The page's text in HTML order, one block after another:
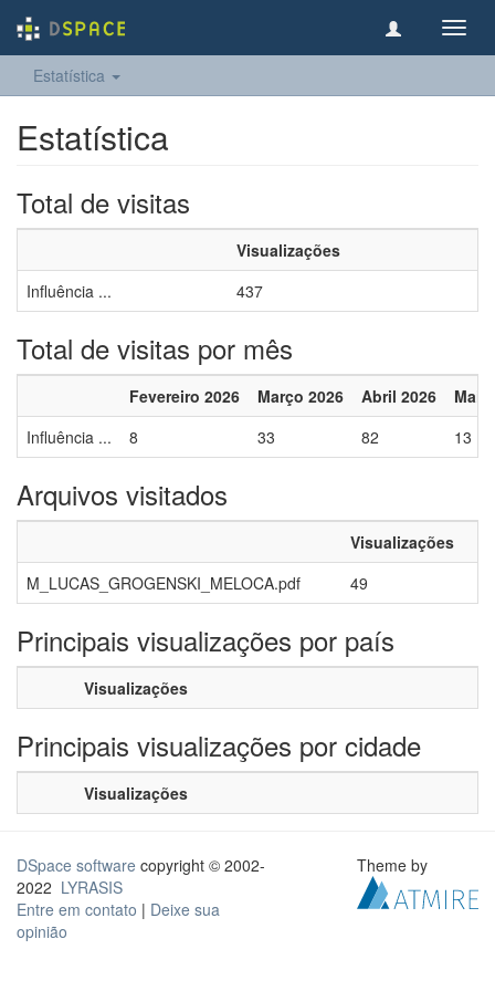
Estatística
Estatística
Total de visitas
Visualizações
Influência ...
437
Total de visitas por mês
Fevereiro 2026 Março 2026 Abril 2026
Maio
Influência ...
8 33 82 13
Arquivos visitados
Visualizações
M_LUCAS_GROGENSKI_MELOCA.pdf
49
Principais visualizações por país
Visualizações
Principais visualizações por cidade
Visualizações
DSpace software copyright © 2002-
2022 LYRASIS
Entre em contato | Deixe sua
opinião
Theme by